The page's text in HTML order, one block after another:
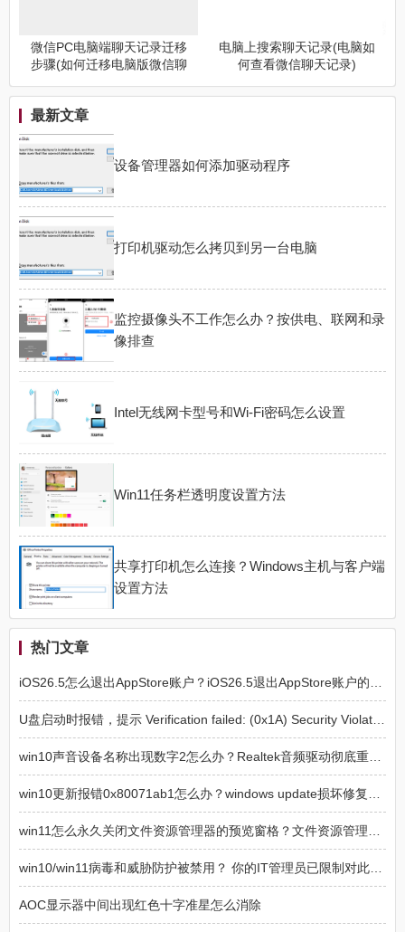
微信PC电脑端聊天记录迁移
步骤(如何迁移电脑版微信聊
电脑上搜索聊天记录(电脑如
何查看微信聊天记录)
最新文章
设备管理器如何添加驱动程序
打印机驱动怎么拷贝到另一台电脑
监控摄像头不工作怎么办？按供电、联网和录
像排查
Intel无线网卡型号和Wi-Fi密码怎么设置
Win11任务栏透明度设置方法
共享打印机怎么连接？Windows主机与客户端
设置方法
热门文章
iOS26.5怎么退出AppStore账户？iOS26.5退出AppStore账户的方法
U盘启动时报错，提示 Verification failed: (0x1A) Security Violation 的解决方法
win10声音设备名称出现数字2怎么办？Realtek音频驱动彻底重装教程
win10更新报错0x80071ab1怎么办？windows update损坏修复方法
win11怎么永久关闭文件资源管理器的预览窗格？文件资源管理器预览窗格永久关闭方法
win10/win11病毒和威胁防护被禁用？ 你的IT管理员已限制对此应用某些区域的访问解决方法
AOC显示器中间出现红色十字准星怎么消除